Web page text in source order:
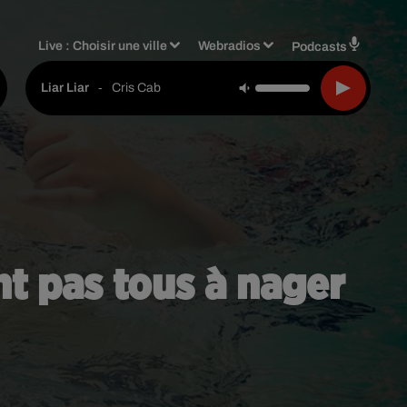
Live :Choisir une ville Webradios Podcasts
Liar Liar - Cris Cab
pas tous à nager